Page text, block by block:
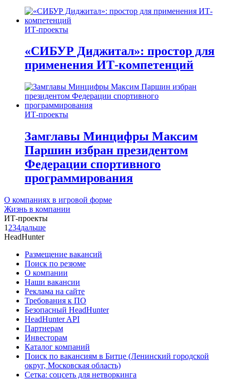
ИТ-проекты
«СИБУР Диджитал»: простор для
применения ИТ-компетенций
ИТ-проекты
Замглавы Минцифры Максим
Паршин избран президентом
Федерации спортивного
программирования
О компаниях в игровой форме
Жизнь в компании
ИТ-проекты
1 234дальше
HeadHunter
Размещение вакансий
Поиск по резюме
О компании
Наши вакансии
Реклама на сайте
Требования к ПО
Безопасный HeadHunter
HeadHunter API
Партнерам
Инвесторам
Каталог компаний
Поиск по вакансиям в Битце (Ленинский городской
округ, Московская область)
Сетка: соцсеть для нетворкинга